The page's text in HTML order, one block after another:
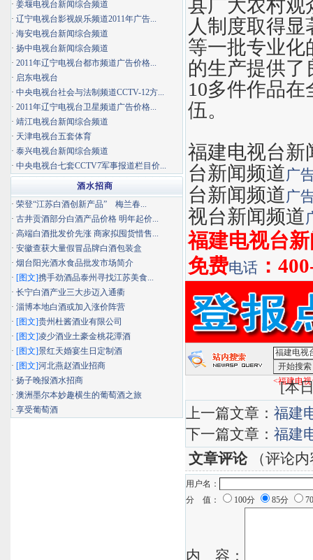
县广大农村观
人制度取得
等一批专业化
的生产提供了
10多件作品
伍。
福建电视台新
台新闻频道广
台新闻频道广
视台新闻频道
福建电视台
免费电话 ：
<福建电
[本
上一篇文章： 福建
下一篇文章： 福建
文章评论（评论内
用户名：
分 值：
100分 85分
内 容：
· 姜堰电视台新闻综合频道
· 辽宁电视台影视娱乐频道2011年广告...
· 海安电视台新闻综合频道
· 扬中电视台新闻综合频道
· 2011年辽宁电视台都市频道广告价格...
· 启东电视台
· 中央电视台社会与法制频道CCTV-12方...
· 2011年辽宁电视台卫星频道广告价格...
· 靖江电视台新闻综合频道
· 天津电视台五套体育
· 泰兴电视台新闻综合频道
· 中央电视台七套CCTV7军事报道栏目价...
酒水招商
· 荣登“江苏白酒创新产品” 梅兰春...
· 古井贡酒部分白酒产品价格 明年起价...
· 高端白酒批发价先涨 商家拟囤货惜售...
· 安徽查获大量假冒品牌白酒包装盒
· 烟台阳光酒水食品批发市场简介
· [图文]携手劲酒品泰州寻找江苏美食...
· 长宁白酒产业三大步迈入通衢
· 淄博本地白酒或加入涨价阵营
· [图文]贵州杜酱酒业有限公司
· [图文]凌少酒业土豪金桃花潭酒
· [图文]景红天婚宴生日定制酒
· [图文]河北燕赵酒业招商
· 扬子晚报酒水招商
· 澳洲墨尔本妙趣横生的葡萄酒之旅
· 享受葡萄酒